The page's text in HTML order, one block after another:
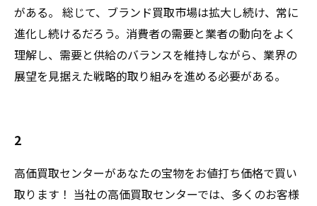
がある。 総じて、ブランド買取市場は拡大し続け、常に
進化し続けるだろう。消費者の需要と業者の動向をよく
理解し、需要と供給のバランスを維持しながら、業界の
展望を見据えた戦略的取り組みを進める必要がある。
2
高価買取センターがあなたの宝物をお値打ち価格で買い
取ります！ 当社の高価買取センターでは、多くのお客様